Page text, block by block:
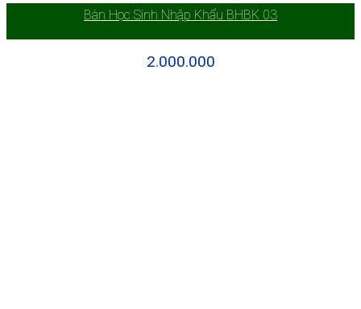
Bàn Học Sinh Nhập Khẩu BHBK 03
2.000.000